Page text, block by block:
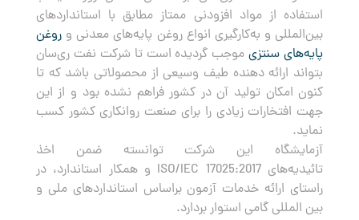
استفاده از مواد افزودنی ممتاز مطابق با استانداردهای
بین‌المللی و به‌کارگیری انواع روغن پایه‌های معدنی وروغن
پایه‌های سنتزیموجب گردیده است تا شرکت نفت ری‌سان
بتواند ارائه دهنده طیف وسیعی از محصولاتی باشد که تا
کنون امکان تولید آن در کشور فراهم نشده بود و از این
جهت افتخارات زیادی را برای صنعت روانکاری کشور کسب
نماید.
آزمایشگاه این شرکت توانسته ضمن اخذ
تائیدیه‌های ISO/IEC 17025:2017 و همکار استاندارد، در
راستای ارائه خدمات آزمون براساس استانداردهای ملی و
بین المللی گامی استوار بردارد.